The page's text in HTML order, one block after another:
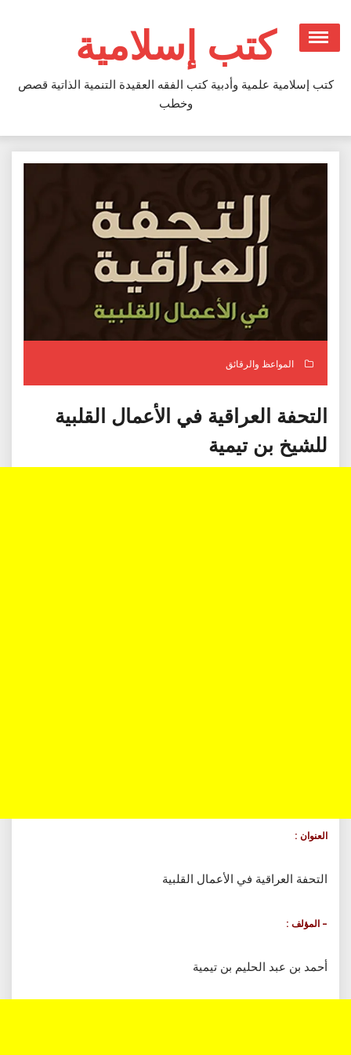
content
كتب إسلامية
كتب إسلامية علمية وأدبية كتب الفقه العقيدة التنمية الذاتية قصص
وخطب
المواعظ والرقائق
التحفة العراقية في الأعمال القلبية
للشيخ بن تيمية
العنوان :
التحفة العراقية في الأعمال القلبية
– المؤلف :
أحمد بن عبد الحليم بن تيمية